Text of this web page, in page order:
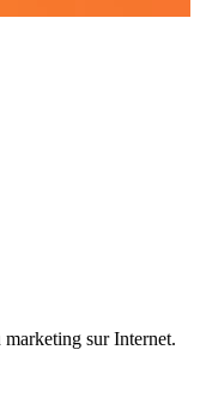
marketing sur Internet.